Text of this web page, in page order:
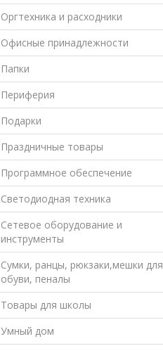
Оргтехника и расходники
Офисные принадлежности
Папки
Периферия
Подарки
Праздничные товары
Программное обеспечение
Светодиодная техника
Сетевое оборудование и
инструменты
Сумки, ранцы, рюкзаки,мешки для
обуви, пеналы
Товары для школы
Умный дом